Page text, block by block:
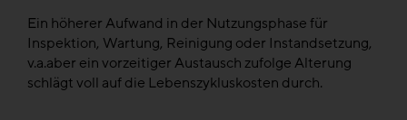
Ein höherer Aufwand in der Nutzungsphase für
Inspektion, Wartung, Reinigung oder Instandsetzung,
v.a.aber ein vorzeitiger Austausch zufolge Alterung
schlägt voll auf die Lebenszykluskosten durch.